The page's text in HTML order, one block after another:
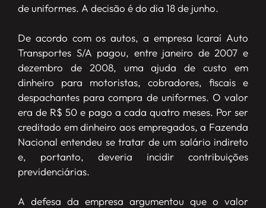
de uniformes. A decisão é do dia 18 de junho.
De acordo com os autos, a empresa Icaraí Auto
Transportes S/A pagou, entre janeiro de 2007 e
dezembro de 2008, uma ajuda de custo em
dinheiro para motoristas, cobradores, fiscais e
despachantes para compra de uniformes. O valor
era de R$ 50 e pago a cada quatro meses. Por ser
creditado em dinheiro aos empregados, a Fazenda
Nacional entendeu se tratar de um salário indireto
e, portanto, deveria incidir contribuições
previdenciárias.
A defesa da empresa argumentou que o valor